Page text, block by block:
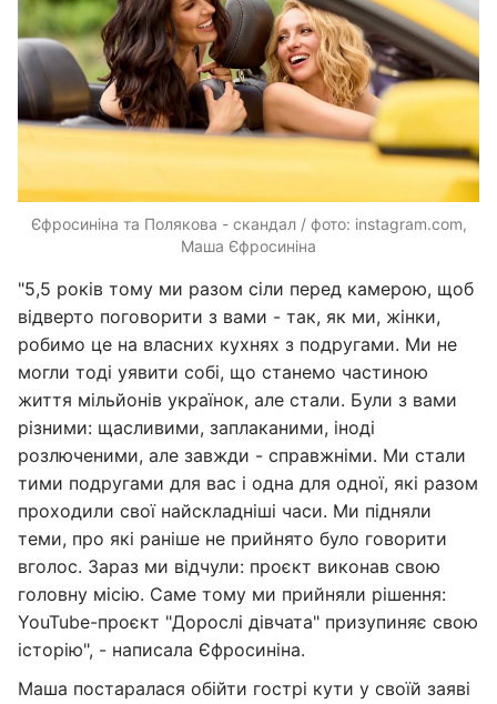
Єфросиніна та Полякова - скандал / фото: instagram.com,
Маша Єфросиніна
"5,5 років тому ми разом сіли перед камерою, щоб
відверто поговорити з вами - так, як ми, жінки,
робимо це на власних кухнях з подругами. Ми не
могли тоді уявити собі, що станемо частиною
життя мільйонів українок, але стали. Були з вами
різними: щасливими, заплаканими, іноді
розлюченими, але завжди - справжніми. Ми стали
тими подругами для вас і одна для одної, які разом
проходили свої найскладніші часи. Ми підняли
теми, про які раніше не прийнято було говорити
вголос. Зараз ми відчули: проєкт виконав свою
головну місію. Саме тому ми прийняли рішення:
YouTube-проєкт "Дорослі дівчата" призупиняє свою
історію", - написала Єфросиніна.
Маша постаралася обійти гострі кути у своїй заяві